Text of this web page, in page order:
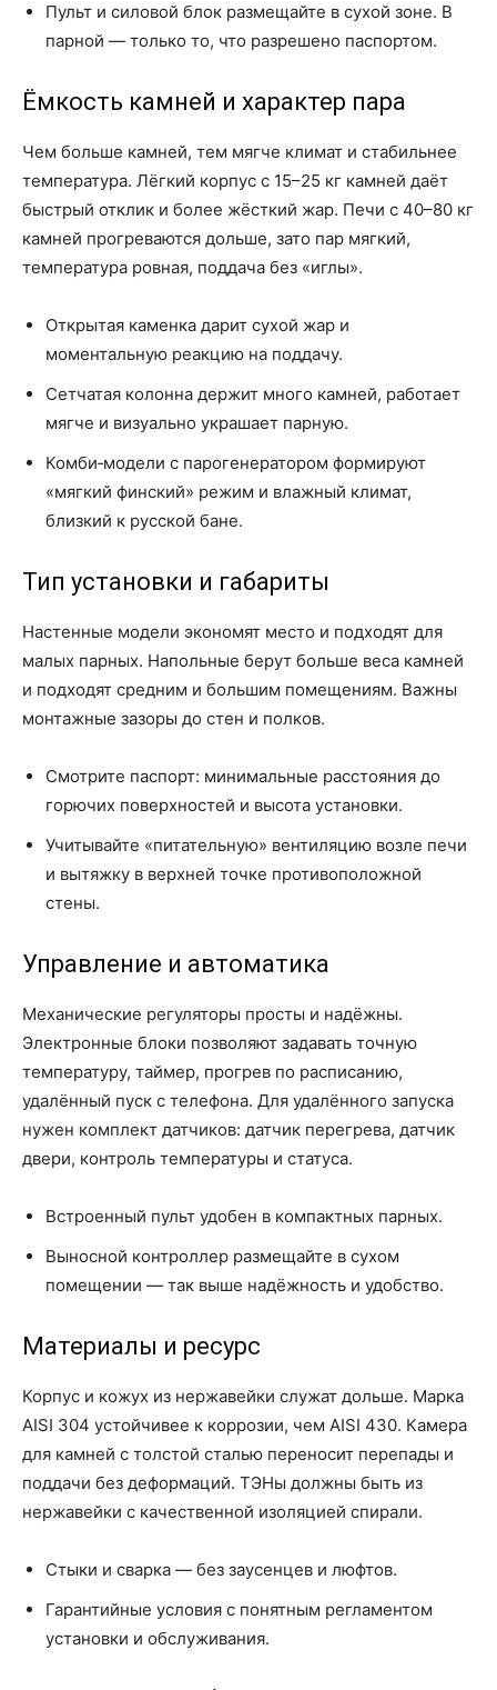
Пульт и силовой блок размещайте в сухой зоне. В
парной — только то, что разрешено паспортом.
Ёмкость камней и характер пара
Чем больше камней, тем мягче климат и стабильнее
температура. Лёгкий корпус с 15–25 кг камней даёт
быстрый отклик и более жёсткий жар. Печи с 40–80 кг
камней прогреваются дольше, зато пар мягкий,
температура ровная, поддача без «иглы».
Открытая каменка дарит сухой жар и
моментальную реакцию на поддачу.
Сетчатая колонна держит много камней, работает
мягче и визуально украшает парную.
Комби‑модели с парогенератором формируют
«мягкий финский» режим и влажный климат,
близкий к русской бане.
Тип установки и габариты
Настенные модели экономят место и подходят для
малых парных. Напольные берут больше веса камней
и подходят средним и большим помещениям. Важны
монтажные зазоры до стен и полков.
Смотрите паспорт: минимальные расстояния до
горючих поверхностей и высота установки.
Учитывайте «питательную» вентиляцию возле печи
и вытяжку в верхней точке противоположной
стены.
Управление и автоматика
Механические регуляторы просты и надёжны.
Электронные блоки позволяют задавать точную
температуру, таймер, прогрев по расписанию,
удалённый пуск с телефона. Для удалённого запуска
нужен комплект датчиков: датчик перегрева, датчик
двери, контроль температуры и статуса.
Встроенный пульт удобен в компактных парных.
Выносной контроллер размещайте в сухом
помещении — так выше надёжность и удобство.
Материалы и ресурс
Корпус и кожух из нержавейки служат дольше. Марка
AISI 304 устойчивее к коррозии, чем AISI 430. Камера
для камней с толстой сталью переносит перепады и
поддачи без деформаций. ТЭНы должны быть из
нержавейки с качественной изоляцией спирали.
Стыки и сварка — без заусенцев и люфтов.
Гарантийные условия с понятным регламентом
установки и обслуживания.